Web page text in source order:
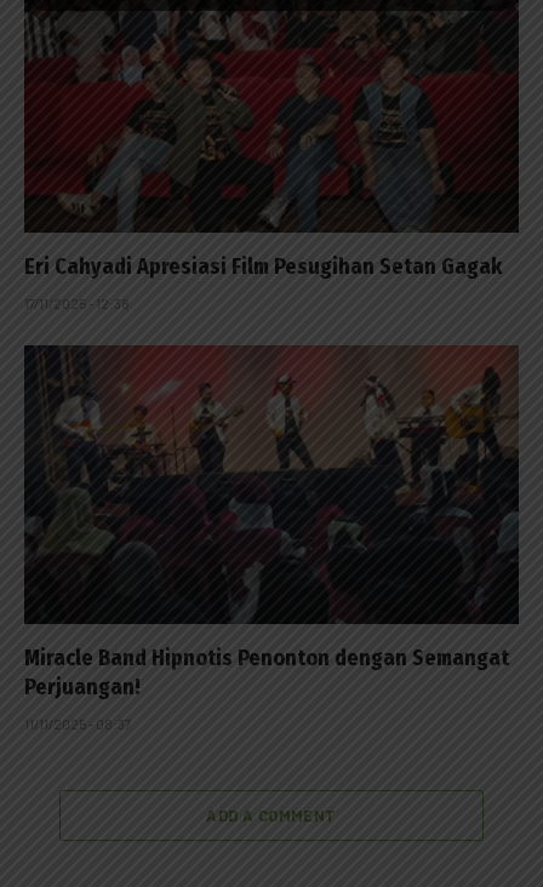
Eri Cahyadi Apresiasi Film Pesugihan Setan Gagak
17/11/2025 - 12:38
Miracle Band Hipnotis Penonton dengan Semangat
Perjuangan!
11/11/2025 - 08:37
ADD A COMMENT